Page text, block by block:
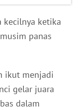
kecilnya ketika
panas
ikut menjadi
gelar juara
dalam